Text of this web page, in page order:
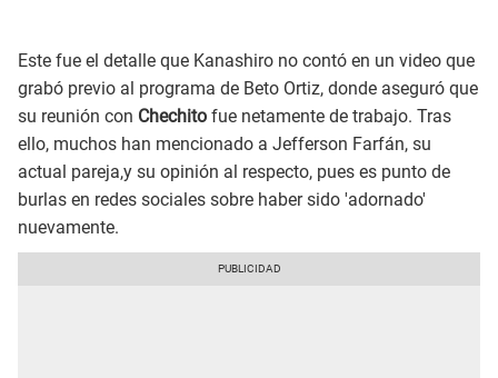
Este fue el detalle que Kanashiro no contó en un video que
grabó previo al programa de Beto Ortiz, donde aseguró que
su reunión con Chechito fue netamente de trabajo. Tras
ello, muchos han mencionado a Jefferson Farfán, su
actual pareja,y su opinión al respecto, pues es punto de
burlas en redes sociales sobre haber sido 'adornado'
nuevamente.